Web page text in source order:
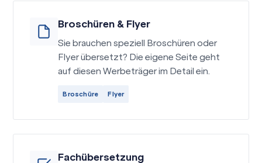
Broschüren & Flyer
Sie brauchen speziell Broschüren oder
Flyer übersetzt? Die eigene Seite geht
auf diesen Werbeträger im Detail ein.
Broschüre Flyer
Fachübersetzung